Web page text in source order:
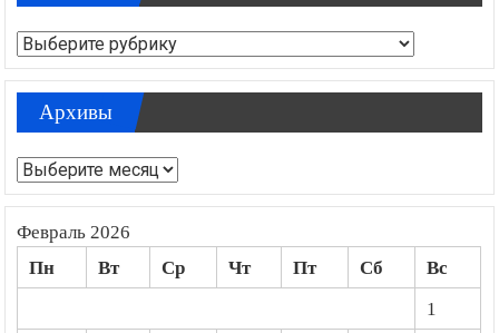
Рубрики
Архивы
Архивы
Февраль 2026
Пн Вт Ср Чт Пт Сб
Вс
1